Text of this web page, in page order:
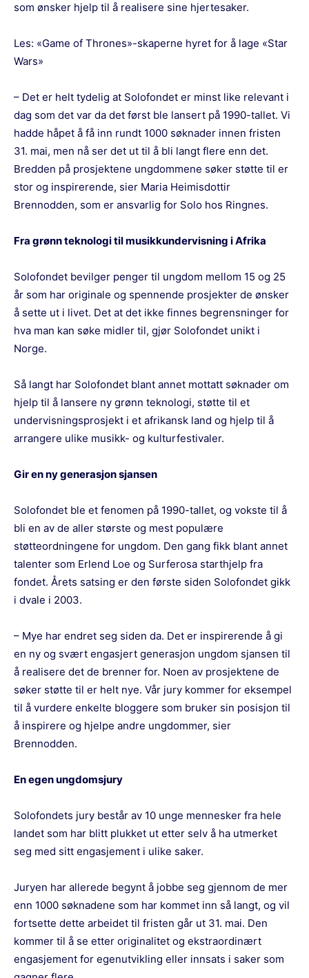
som ønsker hjelp til å realisere sine hjertesaker.
Les: «Game of Thrones»-skaperne hyret for å lage «Star
Wars»
– Det er helt tydelig at Solofondet er minst like relevant i
dag som det var da det først ble lansert på 1990-tallet. Vi
hadde håpet å få inn rundt 1000 søknader innen fristen
31. mai, men nå ser det ut til å bli langt flere enn det.
Bredden på prosjektene ungdommene søker støtte til er
stor og inspirerende, sier Maria Heimisdottir
Brennodden, som er ansvarlig for Solo hos Ringnes.
Fra grønn teknologi til musikkundervisning i Afrika
Solofondet bevilger penger til ungdom mellom 15 og 25
år som har originale og spennende prosjekter de ønsker
å sette ut i livet. Det at det ikke finnes begrensninger for
hva man kan søke midler til, gjør Solofondet unikt i
Norge.
Så langt har Solofondet blant annet mottatt søknader om
hjelp til å lansere ny grønn teknologi, støtte til et
undervisningsprosjekt i et afrikansk land og hjelp til å
arrangere ulike musikk- og kulturfestivaler.
Gir en ny generasjon sjansen
Solofondet ble et fenomen på 1990-tallet, og vokste til å
bli en av de aller største og mest populære
støtteordningene for ungdom. Den gang fikk blant annet
talenter som Erlend Loe og Surferosa starthjelp fra
fondet. Årets satsing er den første siden Solofondet gikk
i dvale i 2003.
– Mye har endret seg siden da. Det er inspirerende å gi
en ny og svært engasjert generasjon ungdom sjansen til
å realisere det de brenner for. Noen av prosjektene de
søker støtte til er helt nye. Vår jury kommer for eksempel
til å vurdere enkelte bloggere som bruker sin posisjon til
å inspirere og hjelpe andre ungdommer, sier
Brennodden.
En egen ungdomsjury
Solofondets jury består av 10 unge mennesker fra hele
landet som har blitt plukket ut etter selv å ha utmerket
seg med sitt engasjement i ulike saker.
Juryen har allerede begynt å jobbe seg gjennom de mer
enn 1000 søknadene som har kommet inn så langt, og vil
fortsette dette arbeidet til fristen går ut 31. mai. Den
kommer til å se etter originalitet og ekstraordinært
engasjement for egenutvikling eller innsats i saker som